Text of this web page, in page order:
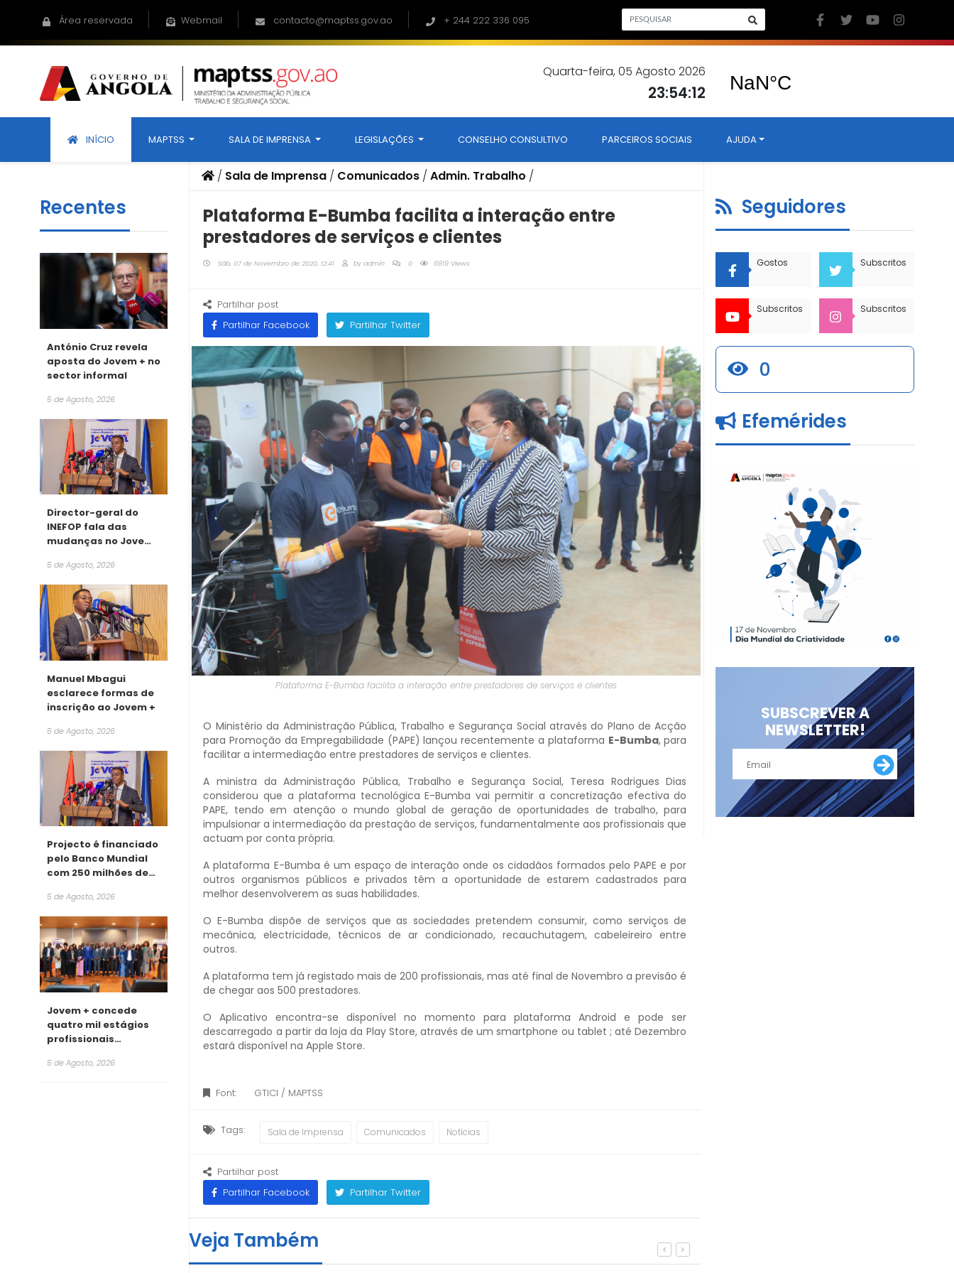
Área reservada Webmail contacto@maptss.gov.ao + 244 222 336 095
Quarta-feira, 05 Agosto 2026
23:54:13
INÍCIO MAPTSS SALA DE IMPRENSA LEGISLAÇÕES CONSELHO CONSULTIVO PARCEIROS SOCIAIS AJUDA
Recentes
António Cruz revela
aposta do Jovem + no
sector informal
5 de Agosto, 2026
Director-geral do
INEFOP fala das
mudanças no Jovem
5 de Agosto, 2026
Manuel Mbagui
esclarece formas de
inscrição ao Jovem +
5 de Agosto, 2026
Projecto é financiado
pelo Banco Mundial
com 250 milhões de
5 de Agosto, 2026
Jovem + concede
quatro mil estágios
profissionais
2026
5 de Agosto, 2026
/ Sala de Imprensa / Comunicados /Admin. Trabalho /
Plataforma E-Bumba facilita a interação entre
prestadores de serviços e clientes
Sáb, 07 de Novembro de 2020, 12:41 byadmin 0 6819 Views
Partilhar post
Partilhar Facebook
Partilhar Twitter
Plataforma E-Bumba facilita a interação entre prestadores de serviços e clientes
O Ministério da Administração Pública, Trabalho e Segurança Social através do Plano de Acção
para Promoção da Empregabilidade (PAPE) lançou recentemente a plataforma E-Bumba, para
facilitar a intermediação entre prestadores de serviços e clientes.
A ministra da Administração Pública, Trabalho e Segurança Social, Teresa Rodrigues Dias
considerou que a plataforma tecnológica E-Bumba vai permitir a concretização efectiva do
PAPE, tendo em atenção o mundo global de geração de oportunidades de trabalho, para
impulsionar a intermediação da prestação de serviços, fundamentalmente aos profissionais que
actuam por conta própria.
A plataforma E-Bumba é um espaço de interação onde os cidadãos formados pelo PAPE e por
outros organismos públicos e privados têm a oportunidade de estarem cadastrados para
melhor desenvolverem as suas habilidades.
O E-Bumba dispõe de serviços que as sociedades pretendem consumir, como serviços de
mecânica, electricidade, técnicos de ar condicionado, recauchutagem, cabeleireiro entre
outros.
A plataforma tem já registado mais de 200 profissionais, mas até final de Novembro a previsão é
de chegar aos 500 prestadores.
O Aplicativo encontra-se disponível no momento para plataforma Android e pode ser
descarregado a partir da loja da Play Store, através de um smartphone ou tablet ; até Dezembro
estará disponível na Apple Store.
Font: GTICI / MAPTSS
Tags: Sala de Imprensa Comunicados Notícias
Partilhar post
Partilhar Facebook
Partilhar Twitter
Veja Também
Seguidores
Gostos Subscritos
Subscritos Subscritos
0
Efemérides
SUBSCREVER A
NEWSLETTER!